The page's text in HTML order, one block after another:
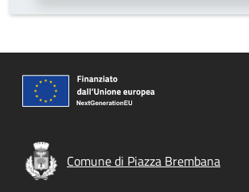
Comune di Piazza Brembana